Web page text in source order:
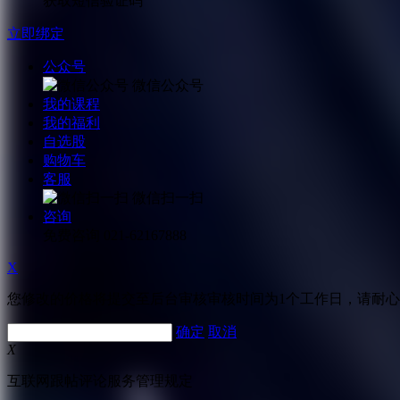
立即绑定
公众号
微信公众号
我的课程
我的福利
自选股
购物车
客服
微信扫一扫
咨询
021-62167888
X
您修改的价格将提交至后台审核审核时间为1个工作日，请耐
确定 取消
X
互联网跟帖评论服务管理规定